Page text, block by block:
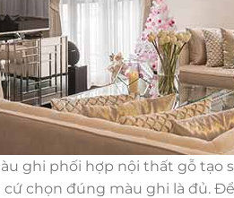
ghi phối hợp nội thất gỗ tạo
cứ chọn đúng màu ghi là đủ.